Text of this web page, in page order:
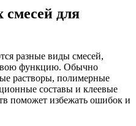
для
разные виды смесей,
функцию. Обычно
растворы, полимерные
составы и клеевые
поможет избежать ошибок и